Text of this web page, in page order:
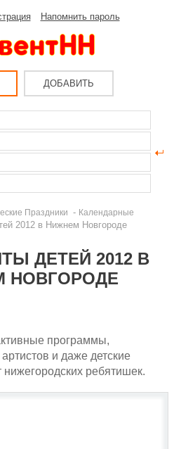
Напомнить пароль
ДОБАВИТЬ
Праздники - Календарные
2012 в Нижнем Новгороде
ДЕТЕЙ 2012 В
НОВГОРОДЕ
программы,
и даже детские
ребятишек.